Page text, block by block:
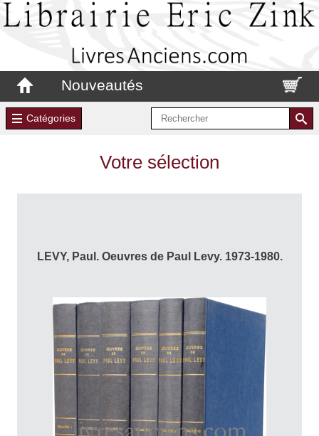
Nouveautés
Catégories
Votre sélection
LEVY, Paul. Oeuvres de Paul Levy. 1973-1980.